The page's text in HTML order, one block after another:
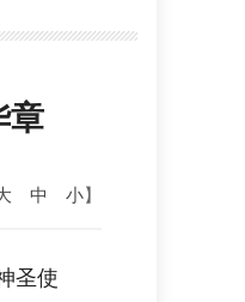
章
中 小】
圣使